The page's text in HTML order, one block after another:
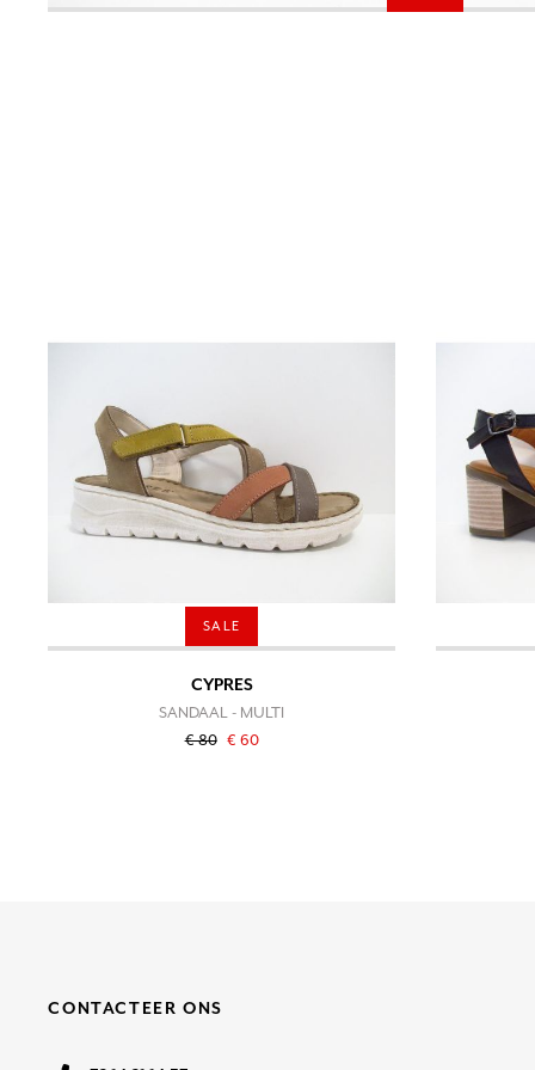
SALE
CYPRES
SANDAAL - MULTI
€ 80 € 60
CONTACTEER ONS